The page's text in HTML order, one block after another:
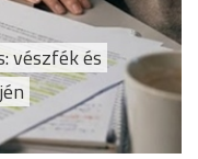
vészfék és